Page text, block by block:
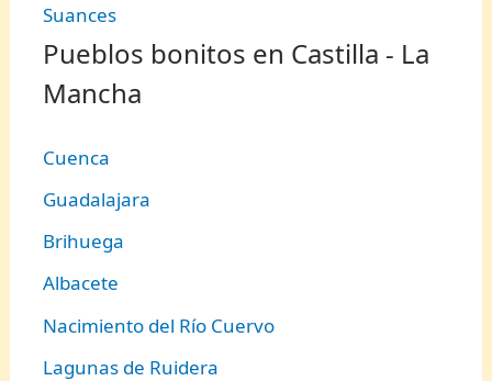
Suances
Pueblos bonitos en Castilla - La
Mancha
Cuenca
Guadalajara
Brihuega
Albacete
Nacimiento del Río Cuervo
Lagunas de Ruidera